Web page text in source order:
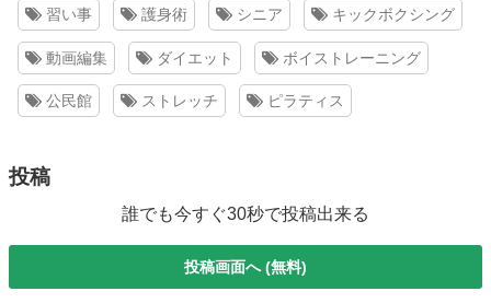
習い事 護身術 シニア キックボクシング
動画編集 ダイエット ボイストレーニング
公民館 ストレッチ ピラティス
投稿
誰でも今すぐ30秒で投稿出来る
投稿画面へ (無料)